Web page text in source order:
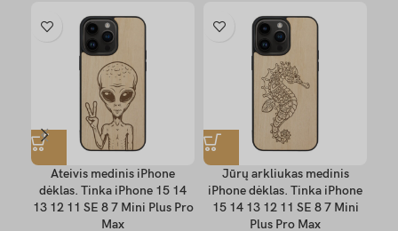
Ateivis medinis iPhone
dėklas. Tinka iPhone 15 14
13 12 11 SE 8 7 Mini Plus Pro
Max
Jūrų arkliukas medinis
iPhone dėklas. Tinka iPhone
15 14 13 12 11 SE 8 7 Mini
Plus Pro Max